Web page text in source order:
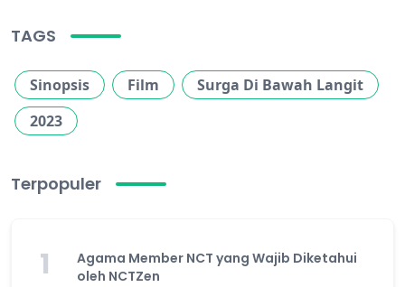
TAGS
Sinopsis Film
Surga Di Bawah Langit
2023
Terpopuler
1
Agama Member NCT yang Wajib Diketahui
oleh NCTZen